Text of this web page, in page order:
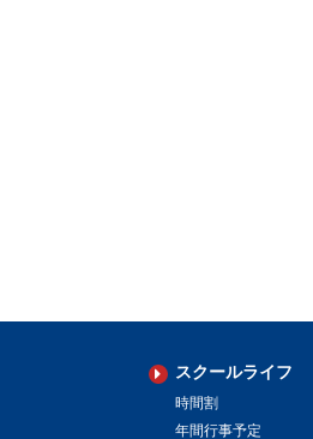
スクールライフ
時間割
年間行事予定